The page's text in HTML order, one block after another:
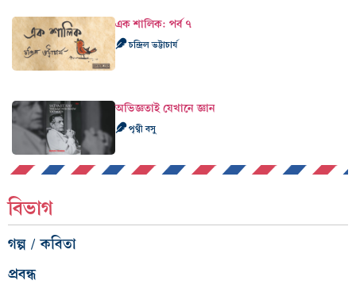
এক শালিক: পর্ব ৭
চন্দ্রিল ভট্টাচার্য
অভিজ্ঞতাই যেখানে জ্ঞান
পৃথ্বী বসু
বিভাগ
গল্প / কবিতা
প্রবন্ধ